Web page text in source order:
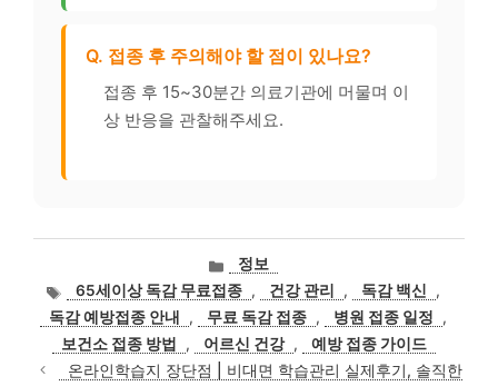
Q. 접종 후 주의해야 할 점이 있나요?
접종 후 15~30분간 의료기관에 머물며 이
상 반응을 관찰해주세요.
카
테
고
리
정보
태
그
65세이상 독감 무료접종 , 건강 관리 , 독감 백신
,
독감 예방접종 안내
, 무료 독감 접종 , 병원 접종 일정
,
보건소 접종 방법
, 어르신 건강 ,
예방 접종 가이드
온라인학습지 장단점 | 비대면 학습관리 실제후기, 솔직한